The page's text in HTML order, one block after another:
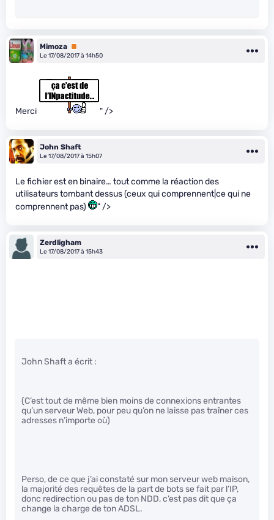
Mimoza Premium
Le 17/08/2017 à 14h50
Merci " />
John Shaft
Le 17/08/2017 à 15h07
Le fichier est en binaire… tout comme la réaction des
utilisateurs tombant dessus (ceux qui comprennent|ce qui ne
comprennent pas)
" />
Zerdligham
Le 17/08/2017 à 15h43
John Shaft a écrit :
(C’est tout de même bien moins de connexions entrantes
qu’un serveur Web, pour peu qu’on ne laisse pas traîner ces
adresses n’importe où)
Perso, de ce que j’ai constaté sur mon serveur web maison,
la majorité des requêtes de la part de bots se fait par l’IP,
donc redirection ou pas de ton NDD, c’est pas dit que ça
change la charge de ton ADSL.